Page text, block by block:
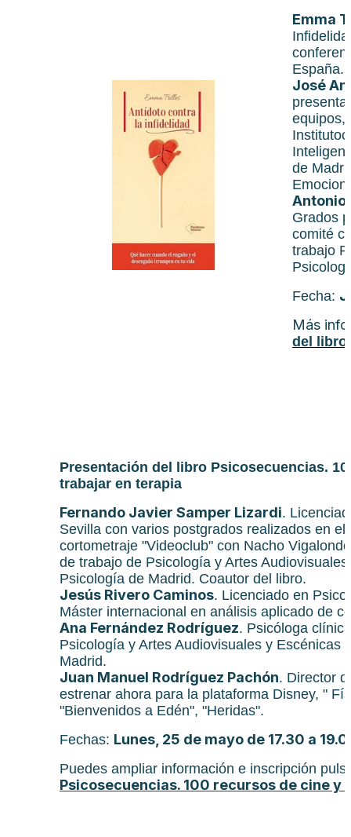
Emma
España.
José
equipos,
de
Antonio
Grados
comité
trabajo
Fecha:
Más
del libro
Presentación del libro Psicosecuencias.
trabajar en terapia
Fernando Javier Samper Lizardi.
Sevilla con varios postgrados realizados en
cortometraje "Videoclub" con Nacho
de trabajo de Psicología y Artes
Psicología de Madrid. Coautor del libro.
Jesús Rivero Caminos. Licenciado en
Máster internacional en análisis aplicado de
Ana Fernández Rodríguez. Psicóloga
Psicología y Artes Audiovisuales y Escénicas
Madrid.
Juan Manuel Rodríguez Pachón. Director
estrenar ahora para la plataforma Disney, "
"Bienvenidos a Edén", "Heridas".
Fechas: Lunes, 25 de mayo de 17.30 a
Puedes ampliar información e inscripción
Psicosecuencias. 100 recursos de cine y